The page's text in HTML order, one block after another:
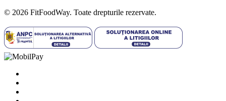
© 2026 FitFoodWay. Toate drepturile rezervate.